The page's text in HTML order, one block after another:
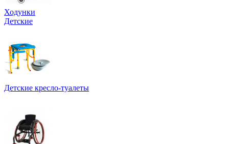
Ходунки
Детские
Детские кресло-туалеты